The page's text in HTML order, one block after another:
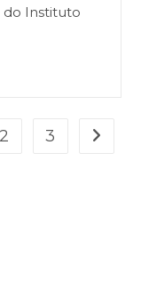
do Instituto
2 3